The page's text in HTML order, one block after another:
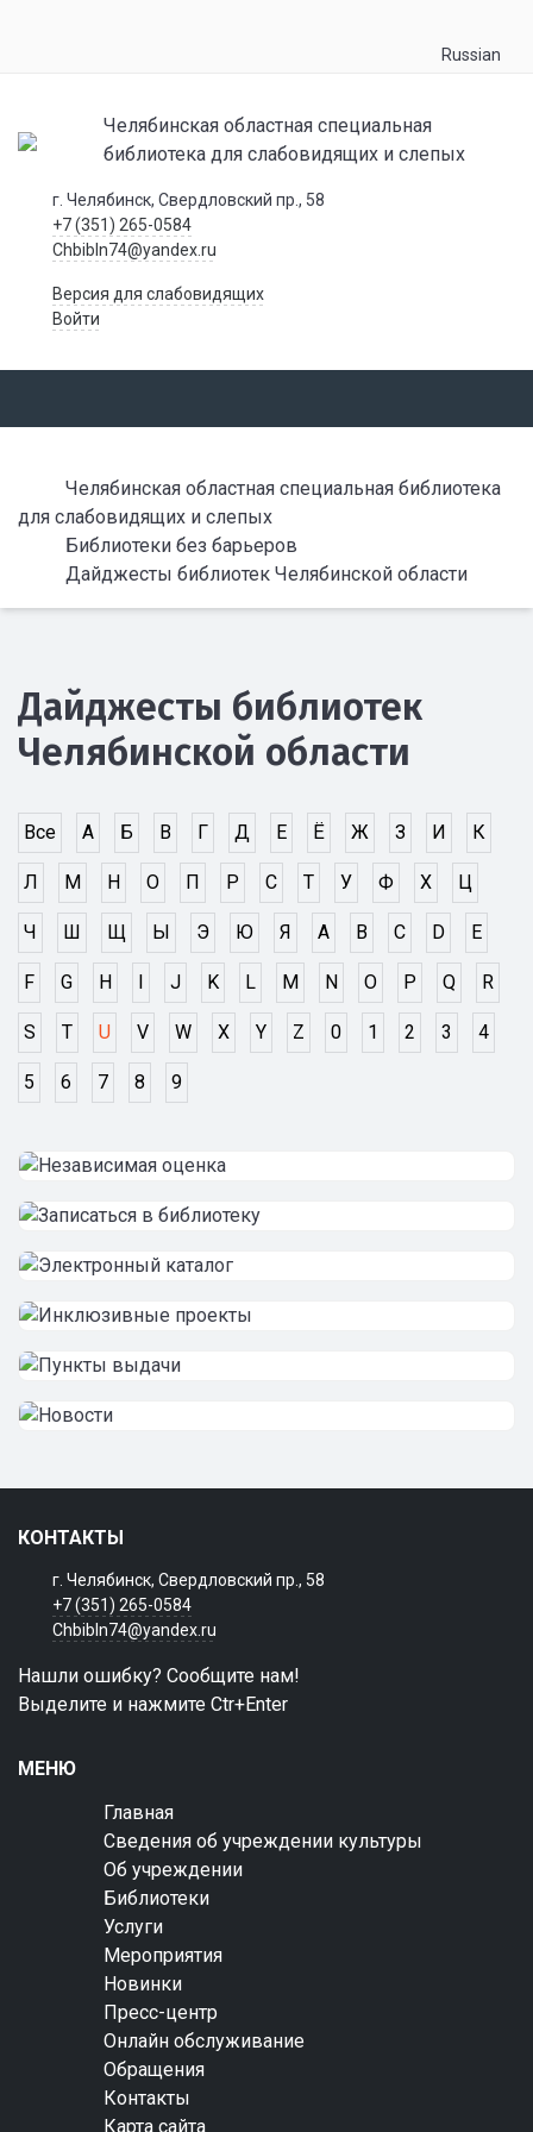
Russian
Челябинская областная специальная
библиотека для слабовидящих и слепых
г. Челябинск, Свердловский пр., 58
+7 (351) 265-0584
Chbibln74@yandex.ru
Версия для слабовидящих
Войти
Челябинская областная специальная библиотека
для слабовидящих и слепых
Библиотеки без барьеров
Дайджесты библиотек Челябинской области
Дайджесты библиотек
Челябинской области
Все А Б В Г Д Е Ё Ж З И К
Л М Н О П Р С Т У Ф Х Ц
Ч Ш Щ Ы Э Ю Я A B C D E
F G H I J K L M N O P Q R
S T U V W X Y Z 0 1 2 3 4
5 6 7 8 9
КОНТАКТЫ
г. Челябинск, Свердловский пр., 58
+7 (351) 265-0584
Chbibln74@yandex.ru
Нашли ошибку? Сообщите нам!
Выделите и нажмите Ctr+Enter
МЕНЮ
Главная
Сведения об учреждении культуры
Об учреждении
Библиотеки
Услуги
Мероприятия
Новинки
Пресс-центр
Онлайн обслуживание
Обращения
Контакты
Карта сайта